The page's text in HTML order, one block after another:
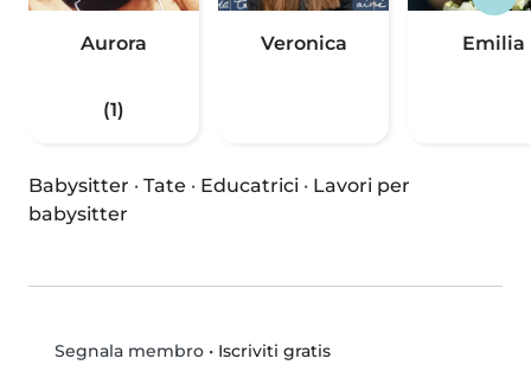
Aurora
(1)
Veronica Emilia
Babysitter · Tate · Educatrici · Lavori per
babysitter
Segnala membro• Iscriviti gratis